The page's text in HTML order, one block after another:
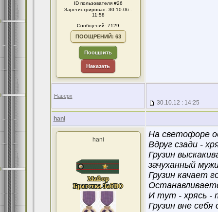
ID пользователя #26
Зарегистрирован: 30.10.06 :
11:58
Сообщений: 7129
ПООЩРЕНИЙ: 63
Поощрить
Наказать
Наверх
30.10.12 : 14:25
hani
hani
На светофоре
Вдруг сзади -
Грузин
зачуханный
Грузин качает
И тут - хрясь -
Грузин вне